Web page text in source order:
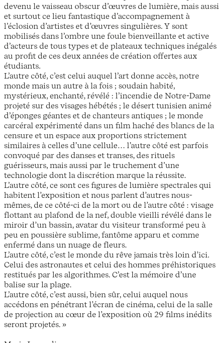
devenu le vaisseau obscur d’œuvres de lumière, mais aussi
et surtout ce lieu fantastique d’accompagnement à
l’éclosion d’artistes et d’œuvres singulières. Y sont
mobilisés dans l’ombre une foule bienveillante et active
d’acteurs de tous types et de plateaux techniques inégalés
au profit de ces deux années de création offertes aux
étudiants.
L’autre côté, c’est celui auquel l’art donne accès, notre
monde mais un autre à la fois ; soudain habité,
mystérieux, enchanté, révélé : l’incendie de Notre-Dame
projeté sur des visages hébétés ; le désert tunisien animé
d’éponges géantes et de chanteurs antiques ; le monde
carcéral expérimenté dans un film haché des blancs de la
censure et un espace aux proportions strictement
similaires à celles d’une cellule… l’autre côté est parfois
convoqué par des danses et transes, des rituels
guérisseurs, mais aussi par le truchement d’une
technologie dont la discrétion marque la réussite.
L’autre côté, ce sont ces figures de lumière spectrales qui
habitent l’exposition et nous parlent d’autres nous-
mêmes, de ce côté-ci de la mort ou de l’autre côté : visage
flottant au plafond de la nef, double vieilli révélé dans le
miroir d’un bassin, avatar du visiteur transformé peu à
peu en poussière sublime, fantôme apparu et comme
enfermé dans un nuage de fleurs.
L’autre côté, c’est le monde du rêve jamais très loin d’ici.
Celui des astronautes et celui des hommes préhistoriques
restitués par les algorithmes. C’est la mémoire d’une
balise sur la plage.
L’autre côté, c’est aussi, bien sûr, celui auquel nous
accédons en pénétrant l’écran de cinéma, celui de la salle
de projection au cœur de l’exposition où 29 films inédits
seront projetés. »